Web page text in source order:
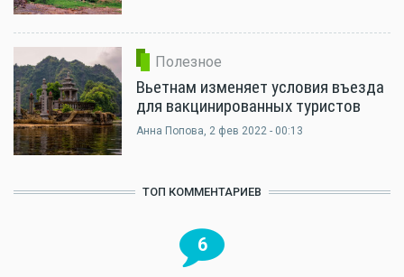
Полезное
Вьетнам изменяет условия въезда
для вакцинированных туристов
Анна Попова, 2 фев 2022 - 00:13
ТОП КОММЕНТАРИЕВ
6